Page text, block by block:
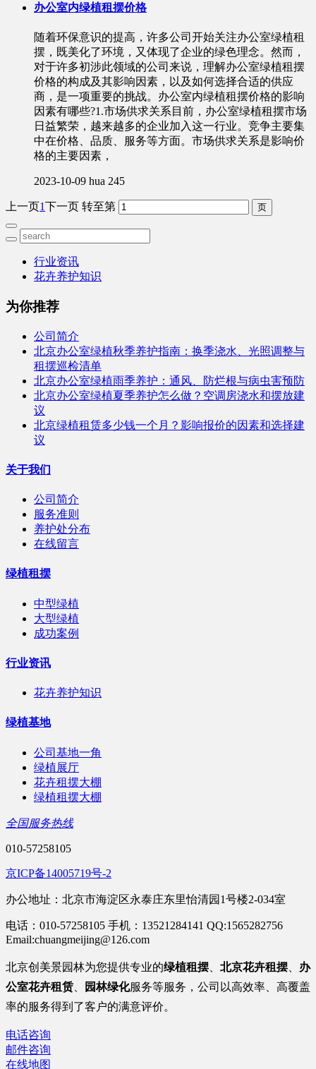
办公室内绿植租摆价格
随着环保意识的提高，许多公司开始关注办公室绿植租
摆，既美化了环境，又体现了企业的绿色理念。然而，
对于许多初涉此领域的公司来说，理解办公室绿植租摆
价格的构成及其影响因素，以及如何选择合适的供应
商，是一项重要的挑战。办公室内绿植租摆价格的影响
因素有哪些?1.市场供求关系目前，办公室绿植租摆市场
日益繁荣，越来越多的企业加入这一行业。竞争主要集
中在价格、品质、服务等方面。市场供求关系是影响价
格的主要因素，
2023-10-09 hua 245
上一页1下一页 转至第
行业资讯
花卉养护知识
为你推荐
公司简介
北京办公室绿植秋季养护指南：换季浇水、光照调整与
租摆巡检清单
北京办公室绿植雨季养护：通风、防烂根与病虫害预防
北京办公室绿植夏季养护怎么做？空调房浇水和摆放建
议
北京绿植租赁多少钱一个月？影响报价的因素和选择建
议
关于我们
公司简介
服务准则
养护处分布
在线留言
绿植租摆
中型绿植
大型绿植
成功案例
行业资讯
花卉养护知识
绿植基地
公司基地一角
绿植展厅
花卉租摆大棚
绿植租摆大棚
全国服务热线
010-57258105
京ICP备14005719号-2
办公地址：北京市海淀区永泰庄东里怡清园1号楼2-034室
电话：010-57258105 手机：13521284141 QQ:1565282756
Email:chuangmeijing@126.com
北京创美景园林为您提供专业的绿植租摆 北京花卉租摆
办
公室花卉租赁 园林绿化服务等服务 ，公司以高效率、高覆盖
率的服务得到了客户的满意评价。
电话咨询
邮件咨询
在线地图